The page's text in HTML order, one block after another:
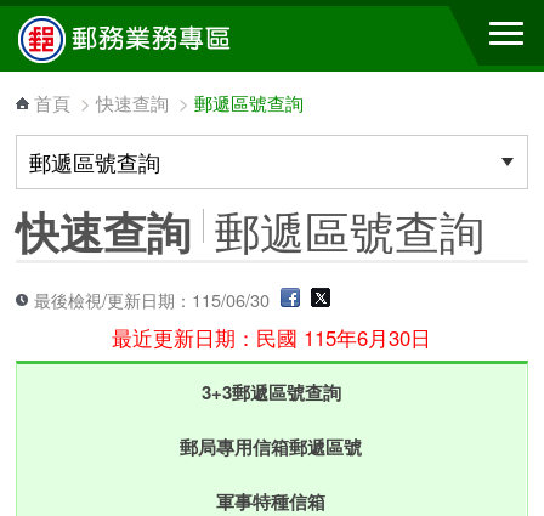
跳到主要內容區塊
首頁 >快速查詢 >郵遞區號查詢
快速查詢 郵遞區號查詢
最後檢視/更新日期：115/06/30
最近更新日期：民國 115年6月30日
3+3郵遞區號查詢
郵局專用信箱郵遞區號
軍事特種信箱